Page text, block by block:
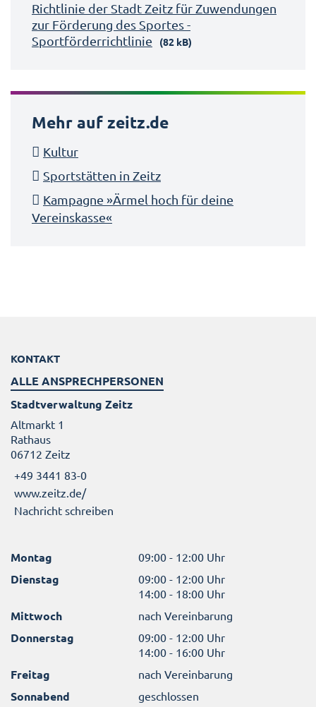
Richtlinie der Stadt Zeitz für Zuwendungen
zur Förderung des Sportes -
Sportförderrichtlinie
(82 kB)
Mehr auf zeitz.de
Kultur
Sportstätten in Zeitz
Kampagne »Ärmel hoch für deine
Vereinskasse«
KONTAKT
ALLE ANSPRECHPERSONEN
Stadtverwaltung Zeitz
Altmarkt 1
Rathaus
06712 Zeitz
+49 3441 83-0
www.zeitz.de/
Nachricht schreiben
Montag 09:00 - 12:00 Uhr
Dienstag
09:00 - 12:00 Uhr
14:00 - 18:00 Uhr
Mittwoch nach Vereinbarung
Donnerstag
09:00 - 12:00 Uhr
14:00 - 16:00 Uhr
Freitag nach Vereinbarung
Sonnabend geschlossen